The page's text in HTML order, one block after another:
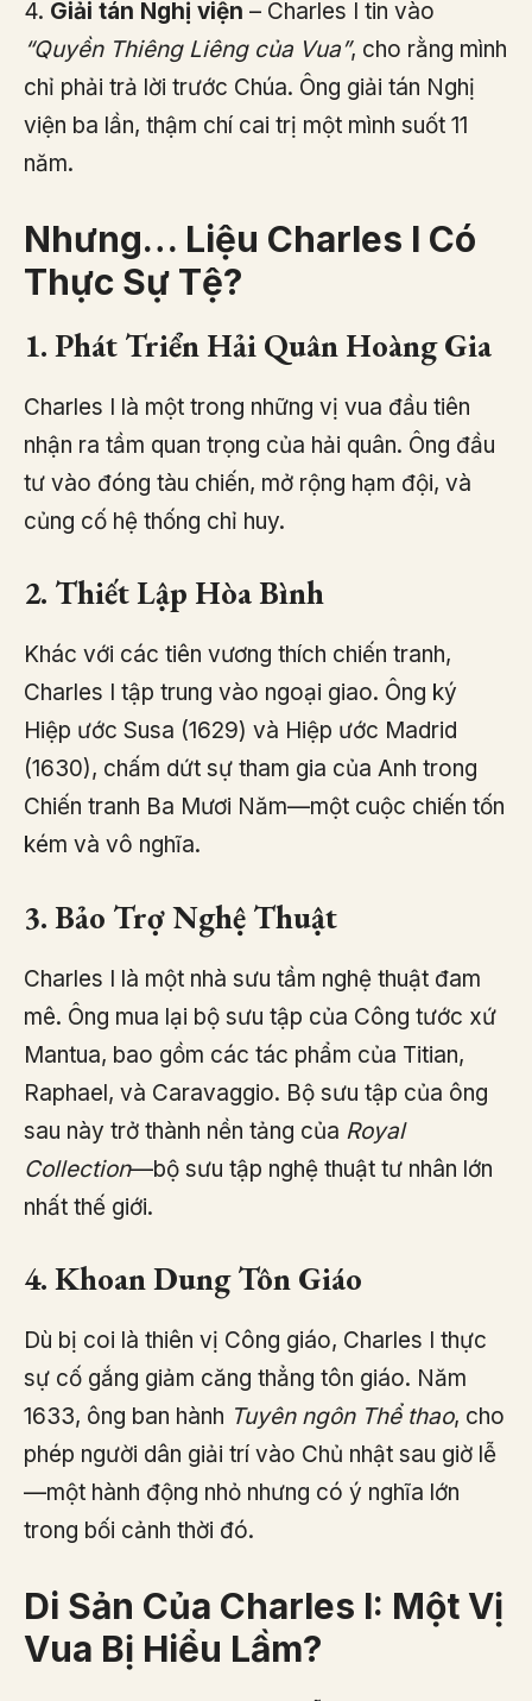
4. Giải tán Nghị viện – Charles I tin vào
“Quyền Thiêng Liêng của Vua”, cho rằng mình
chỉ phải trả lời trước Chúa. Ông giải tán Nghị
viện ba lần, thậm chí cai trị một mình suốt 11
năm.
Nhưng… Liệu Charles I Có
Thực Sự Tệ?
1. Phát Triển Hải Quân Hoàng Gia
Charles I là một trong những vị vua đầu tiên
nhận ra tầm quan trọng của hải quân. Ông đầu
tư vào đóng tàu chiến, mở rộng hạm đội, và
củng cố hệ thống chỉ huy.
2. Thiết Lập Hòa Bình
Khác với các tiên vương thích chiến tranh,
Charles I tập trung vào ngoại giao. Ông ký
Hiệp ước Susa (1629) và Hiệp ước Madrid
(1630), chấm dứt sự tham gia của Anh trong
Chiến tranh Ba Mươi Năm—một cuộc chiến tốn
kém và vô nghĩa.
3. Bảo Trợ Nghệ Thuật
Charles I là một nhà sưu tầm nghệ thuật đam
mê. Ông mua lại bộ sưu tập của Công tước xứ
Mantua, bao gồm các tác phẩm của Titian,
Raphael, và Caravaggio. Bộ sưu tập của ông
sau này trở thành nền tảng của Royal
Collection—bộ sưu tập nghệ thuật tư nhân lớn
nhất thế giới.
4. Khoan Dung Tôn Giáo
Dù bị coi là thiên vị Công giáo, Charles I thực
sự cố gắng giảm căng thẳng tôn giáo. Năm
1633, ông ban hành Tuyên ngôn Thể thao, cho
phép người dân giải trí vào Chủ nhật sau giờ lễ
—một hành động nhỏ nhưng có ý nghĩa lớn
trong bối cảnh thời đó.
Di Sản Của Charles I: Một Vị
Vua Bị Hiểu Lầm?